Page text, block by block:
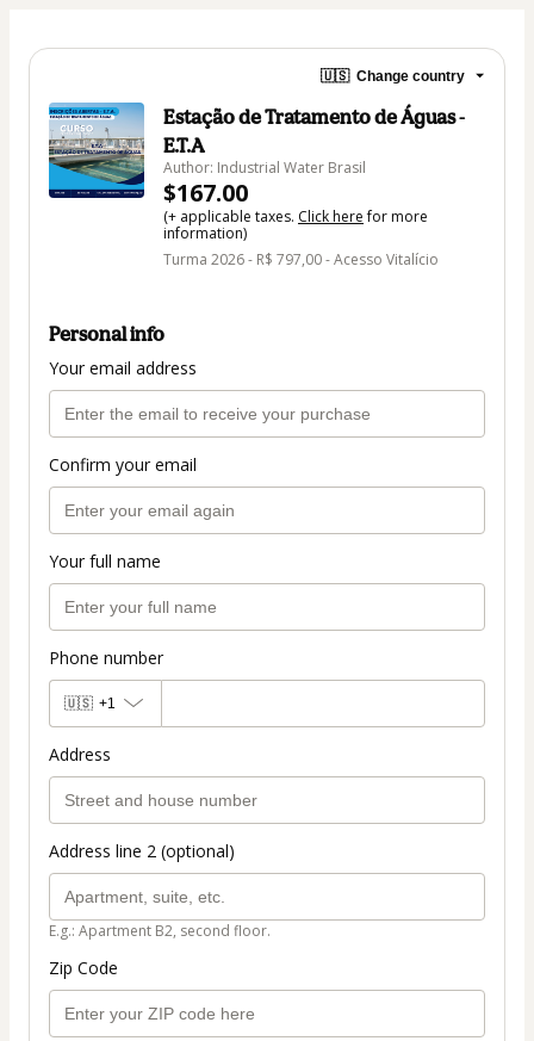
🇺🇸 Change country
Estação de Tratamento de Águas -
E.T.A
Author: Industrial Water Brasil
$167.00
(+ applicable taxes. Click herefor more
information)
Turma 2026 - R$ 797,00 - Acesso Vitalício
Personal info
Your email address
Confirm your email
Your full name
Phone number
🇺🇸 +1
Address
Address line 2 (optional)
E.g.: Apartment B2, second floor.
Zip Code